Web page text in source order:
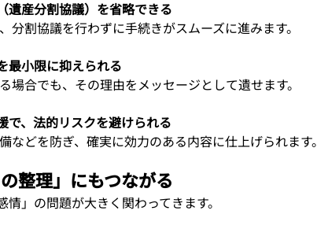
遺産分割協議）を省略できる
割協議を行わずに手続きがスムーズに進みます。
最小限に抑えられる
合でも、その理由をメッセージとして遺せます。
で、法的リスクを避けられる
どを防ぎ、確実に効力のある内容に仕上げられます。
整理」にもつながる
」の問題が大きく関わってきます。